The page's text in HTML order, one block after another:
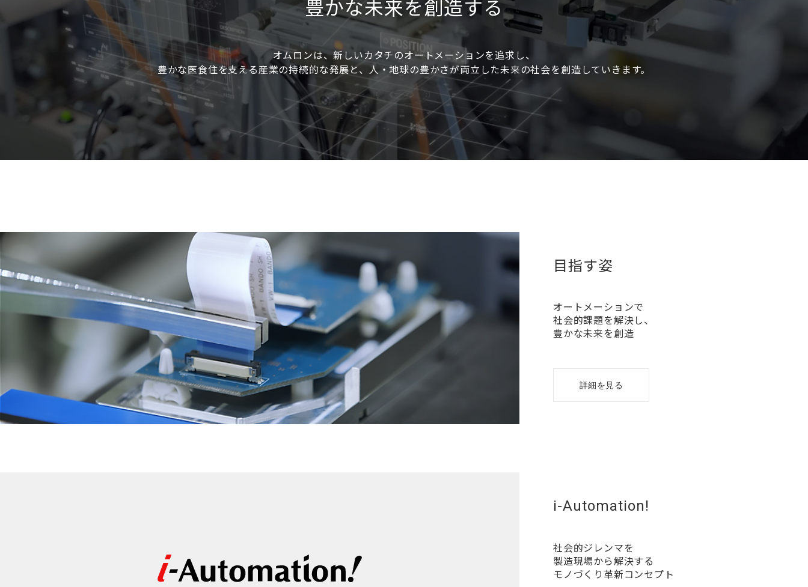
豊かな未来を創造する
オムロンは、新しいカタチのオートメーションを追求し、
豊かな医食住を支える産業の持続的な発展と、人・地球の豊かさが両立した未来の社会を創造していきます。
目指す姿
オートメーションで
社会的課題を解決し、
豊かな未来を創造
詳細を見る
i-Automation!
社会的ジレンマを
製造現場から解決する
モノづくり革新コンセプト